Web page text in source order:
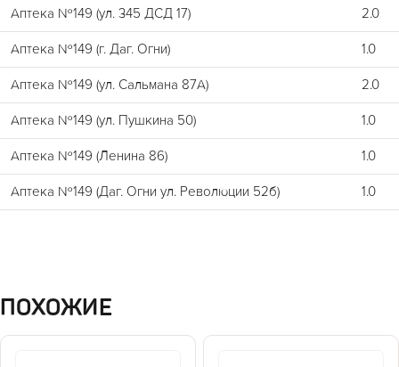
Аптека №149 (ул. 345 ДСД 17) 2.0
Аптека №149 (г. Даг. Огни) 1.0
Аптека №149 (ул. Сальмана 87А) 2.0
Аптека №149 (ул. Пушкина 50) 1.0
Аптека №149 (Ленина 86) 1.0
Аптека №149 (Даг. Огни ул. Революции 52б) 1.0
ПОХОЖИЕ